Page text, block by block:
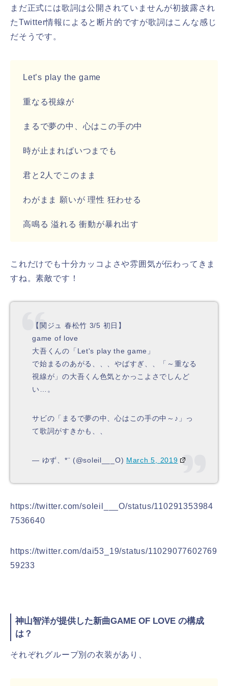
まだ正式には歌詞は公開されていませんが初披露され
たTwitter情報によると断片的ですが歌詞はこんな感じ
だそうです。
Let’s play the game
重なる視線が
まるで夢の中、心はこの手の中
時が止まればいつまでも
君と2人でこのまま
わがまま 願いが 理性 狂わせる
高鳴る 溢れる 衝動が暴れ出す
これだけでも十分カッコよさや雰囲気が伝わってきま
すね。素敵です！
【関ジュ 春松竹 3/5 初日】
game of love
大吾くんの「Let's play the game」
で始まるのあがる、、、やばすぎ、、「～重なる
視線が」の大吾くん色気とかっこよさでしんど
い…。
サビの「まるで夢の中、心はこの手の中～♪」っ
て歌詞がすきかも、、
— ゆず、*¨ (@soleil___O) March 5, 2019
https://twitter.com/soleil___O/status/110291353984
7536640
https://twitter.com/dai53_19/status/11029077602769
59233
神山智洋が提供した新曲GAME OF LOVE の構成
は？
それぞれグループ別の衣装があり、